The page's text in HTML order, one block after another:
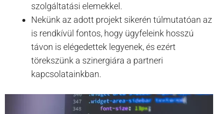
szolgáltatási elemekkel.
Nekünk az adott projekt sikerén túlmutatóan az
is rendkívül fontos, hogy ügyfeleink hosszú
távon is elégedettek legyenek, és ezért
törekszünk a szinergiára a partneri
kapcsolatainkban.